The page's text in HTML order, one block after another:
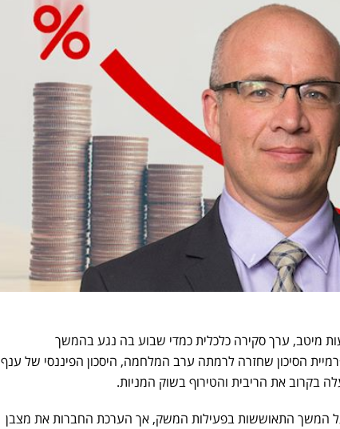
מיטב, ערך סקירה כלכלית כמדי שבוע בה נגע בהמשך
הסיכון שחזרה לרמתה ערב המלחמה, היסכון הפיננסי של ענף
בקרוב את הריבית והטירוף בשוק המניות.
המשך התאוששות בפעילות המשק, אך הערכת החברות את מצבן